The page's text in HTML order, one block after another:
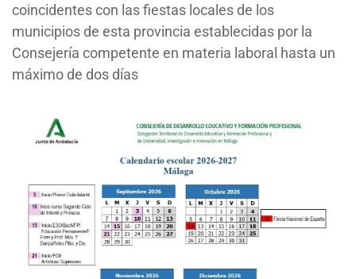
coincidentes con las fiestas locales de los
municipios de esta provincia establecidas por la
Consejería competente en materia laboral hasta un
máximo de dos días